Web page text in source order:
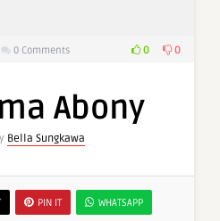
0 Comments 0 0
Abony
Bella Sungkawa
PIN IT WHATSAPP